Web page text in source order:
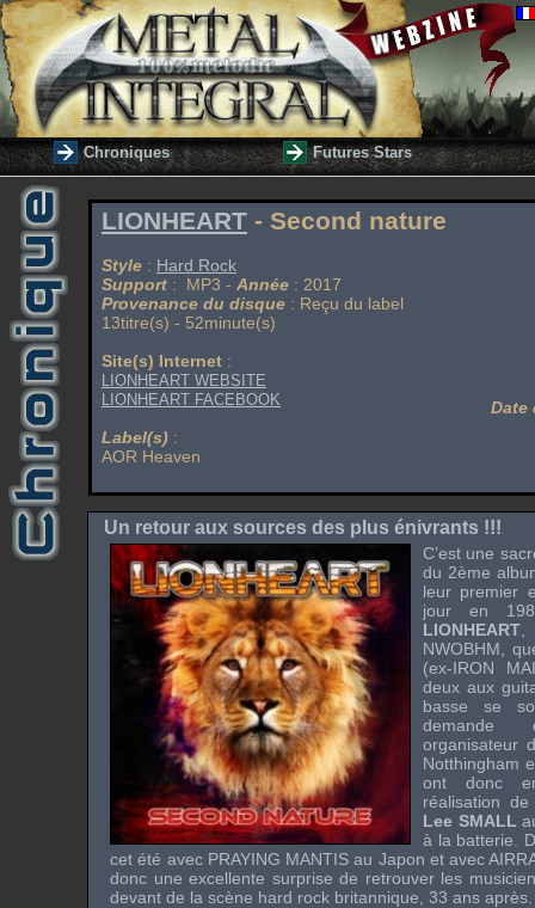
Chroniques Futures Stars
LIONHEART - Second nature
Style : Hard Rock
Support : MP3 - Année : 2017
Provenance du disque : Reçu du label
13titre(s) - 52minute(s)
Site(s) Internet :
LIONHEART WEBSITE
LIONHEART FACEBOOK
Label(s) :
AOR Heaven
Date
Un retour aux sources des plus énivrants !!!
C’est une
du 2ème
leur premier
jour en
LIONHEART
NWOBHM ,
(ex-IRON
deux aux
basse se
organisateur
Notthingham
ont donc
réalisation
Lee SMALL
à la batterie.
cet été avec PRAYING MANTIS au Japon et avec
donc une excellente surprise de retrouver les
devant de la scène hard rock britannique, 33 ans après.